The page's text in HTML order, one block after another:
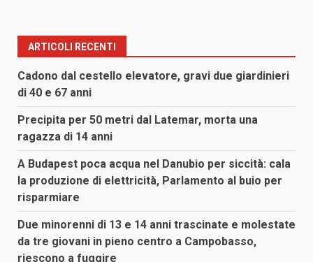
ARTICOLI RECENTI
Cadono dal cestello elevatore, gravi due giardinieri
di 40 e 67 anni
Precipita per 50 metri dal Latemar, morta una
ragazza di 14 anni
A Budapest poca acqua nel Danubio per siccità: cala
la produzione di elettricità, Parlamento al buio per
risparmiare
Due minorenni di 13 e 14 anni trascinate e molestate
da tre giovani in pieno centro a Campobasso,
riescono a fuggire